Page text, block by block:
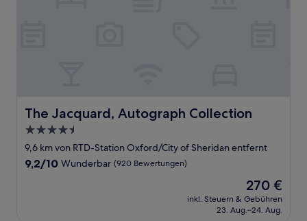
The Jacquard, Autograph Collection
The Jacquard, Autograph Collection
4.5-
Sterne-
Unterkunft
9,6 km von RTD-Station Oxford/City of Sheridan entfernt
9.2
9,2/10 Wunderbar (920 Bewertungen)
Der
Preis
beträgt
270 €
inkl. Steuern & Gebühren
23. Aug.–24. Aug.